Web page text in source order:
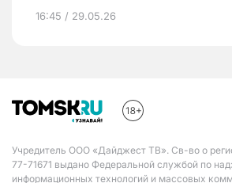
16:45 / 29.05.26
Учредитель ООО «Дайджест ТВ». Св-во о
77-71671 выдано Федеральной службой по
информационных технологий и массовых